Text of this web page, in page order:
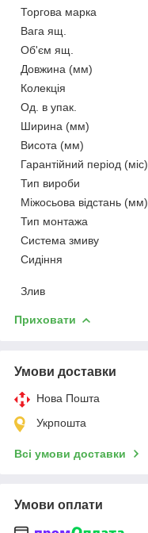
Торгова марка
Вага ящ.
Об'єм ящ.
Довжина (мм)
Колекція
Од. в упак.
Ширина (мм)
Висота (мм)
Гарантійний період (міс)
Тип вироби
Міжосьова відстань (мм)
Тип монтажа
Система змиву
Сидіння
Злив
Приховати
Умови доставки
Нова Пошта
Укрпошта
Всі умови доставки
Умови оплати